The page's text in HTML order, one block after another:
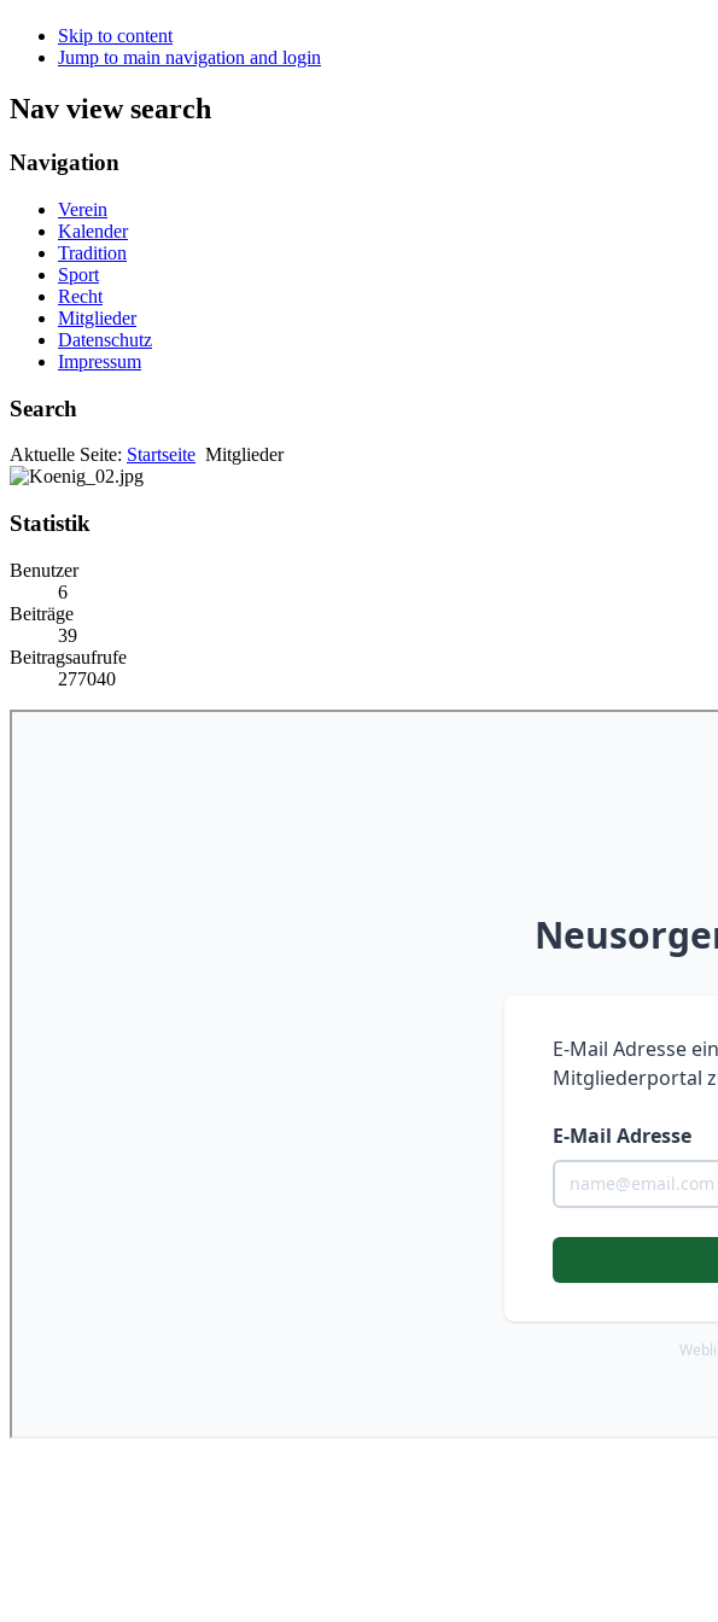
Skip to content
Jump to main navigation and login
Nav view search
Navigation
Verein
Kalender
Tradition
Sport
Recht
Mitglieder
Datenschutz
Impressum
Search
Aktuelle Seite: Startseite Mitglieder
Statistik
Benutzer
6
Beiträge
39
Beitragsaufrufe
277040